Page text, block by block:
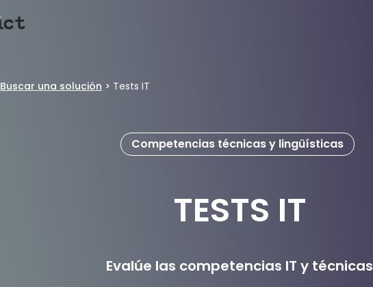
Buscar una solución > Tests IT
Competencias técnicas y lingüísticas
TESTS IT
Evalúe las competencias IT y técnicas